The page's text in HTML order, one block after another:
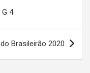
G 4
Brasileirão 2020